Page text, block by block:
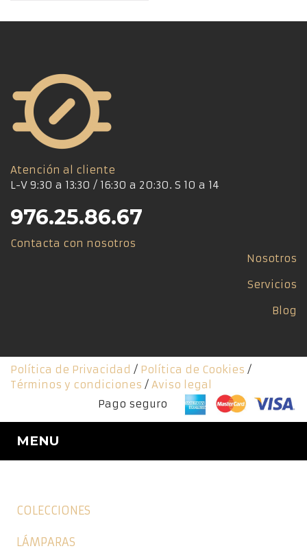
múltiples
producto
Atención al cliente
L-V 9:30 a 13:30 / 16:30 a 20:30. S 10 a 14
976.25.86.67
Contacta con nosotros
Nosotros
Servicios
Blog
Política de Privacidad / Política de Cookies /
Términos y condiciones / Aviso legal
Pago seguro
MENU
COLECCIONES
LÁMPARAS